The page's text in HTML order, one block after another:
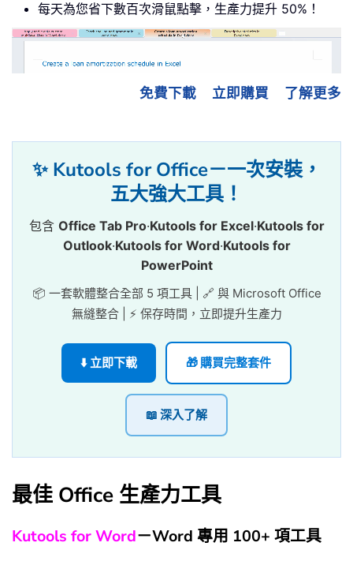
每天為您省下數百次滑鼠點擊，生產力提升 50%！
免費下載 立即購買 了解更多
✨ Kutools for Office－一次安裝，
五大強大工具！
包含 Office Tab Pro·Kutools for Excel·Kutools for
Outlook·Kutools for Word·Kutools for
PowerPoint
📦 一套軟體整合全部 5 項工具 | 🔗 與 Microsoft Office
無縫整合 | ⚡ 保存時間，立即提升生產力
⬇️ 立即下載 🎁 購買完整套件
📖 深入了解
最佳 Office 生產力工具
Kutools for Word－Word 專用 100+ 項工具